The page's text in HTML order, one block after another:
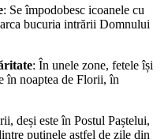
: Se împodobesc icoanele cu
bucuria intrării Domnului
: În unele zone, fetele își
în noaptea de Florii, în
deși este în Postul Paștelui,
puținele astfel de zile din